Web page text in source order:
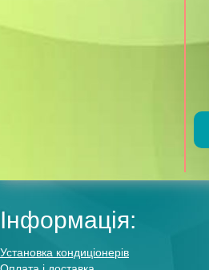
Інформація:
Установка кондиціонерів